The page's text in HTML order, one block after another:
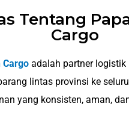
Tentang
Cargo
Cargo adalah partner
lintas provinsi ke
yang konsisten, aman,